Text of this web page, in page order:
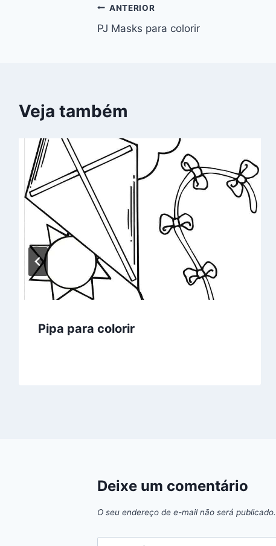
Navegação
de
ANTERIOR
PJ Masks para colorir
Veja também
Pipa para colorir
Deixe um comentário
O seu endereço de e-mail não será publicado.